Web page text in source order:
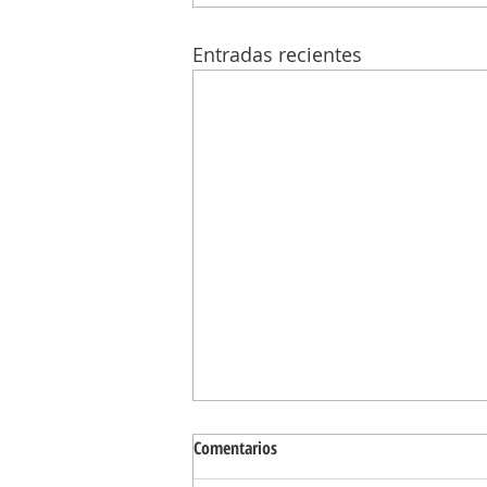
Entradas recientes
Comentarios